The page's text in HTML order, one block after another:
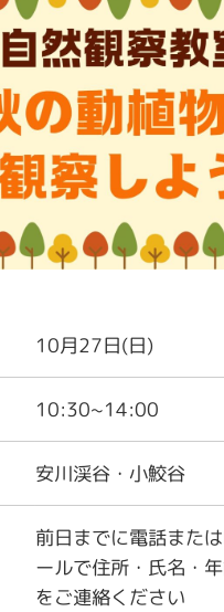
10月27日(日)
10:30~14:00
安川渓谷・小鮫谷
前日までに電話また
ールで住所・氏名・
をご連絡ください